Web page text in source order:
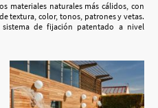
materiales naturales más cálidos, con
textura, color, tonos, patrones y vetas.
sistema de fijación patentado a nivel